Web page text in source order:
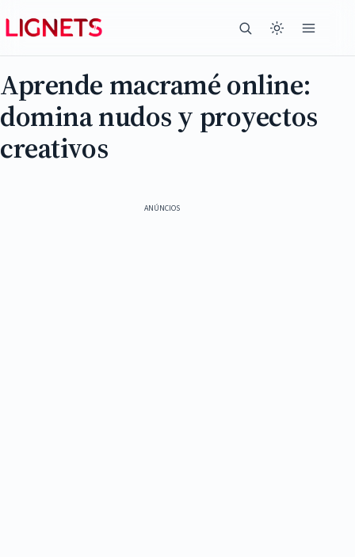
Aprende macramé online:
domina nudos y proyectos
creativos
ANÚNCIOS